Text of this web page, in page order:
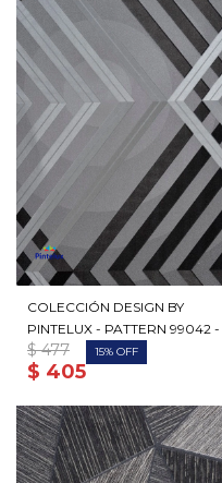
COLECCIÓN DESIGN BY
PINTELUX - PATTERN 99042 -
$ 405
$ 477 15